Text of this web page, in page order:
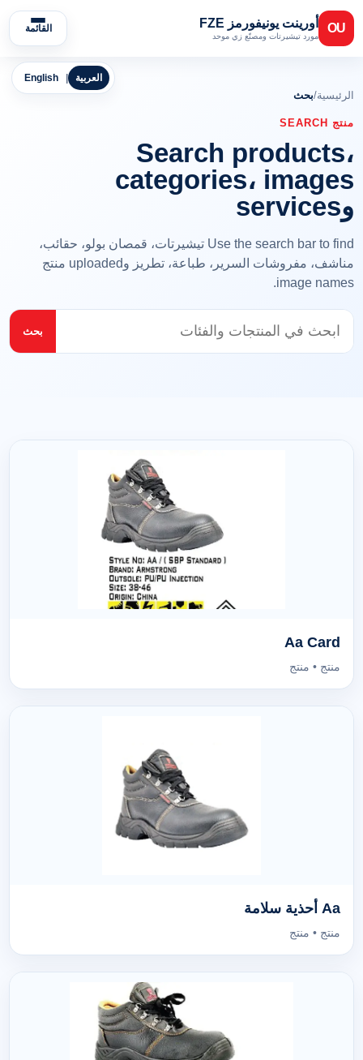
OU أورينت يونيفورمز FZE
مورد تيشيرتات ومصنّع زي موحد
القائمة
English العربية
الرئيسية/بحث
منتج SEARCH
Search products،
categories، images
وservices
Use the search bar to find تيشيرتات، قمصان بولو، حقائب،
مناشف، مفروشات السرير، طباعة، تطريز وuploaded منتج
image names.
بحث
Aa Card
منتج • منتج
Aa أحذية سلامة
منتج • منتج